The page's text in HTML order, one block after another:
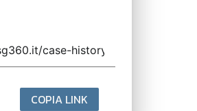
COPIA LINK